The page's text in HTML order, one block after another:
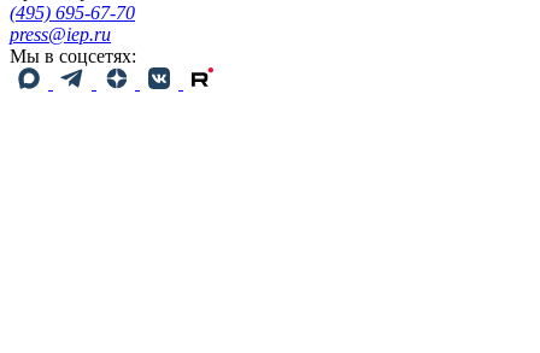
(495) 695-67-70
press@iep.ru
Мы в соцсетях: